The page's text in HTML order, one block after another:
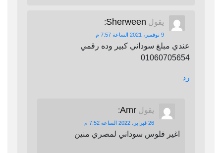
يقول Sherween
:
9 نوفمبر، 2021 الساعة 7:57 م
عندي مبلغ سوداني كبير وده رقمي
01060705654
رد
يقول Amr
:
26 فبراير، 2022 الساعة 7:52 م
اغير فلوس سوداني لمصري منين